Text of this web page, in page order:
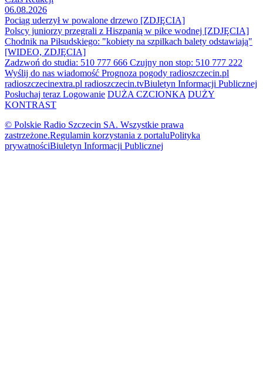
06.08.2026
Pociąg uderzył w powalone drzewo [ZDJĘCIA]
Polscy juniorzy przegrali z Hiszpanią w piłce wodnej [ZDJĘCIA]
Chodnik na Piłsudskiego: "kobiety na szpilkach balety odstawiają"
[WIDEO, ZDJĘCIA]
Zadzwoń do studia: 510 777 666 Czujny non stop: 510 777 222
Wyślij do nas wiadomość Prognoza pogody radioszczecin.pl
radioszczecinextra.pl radioszczecin.tvBiuletyn Informacji Publicznej
Posłuchaj teraz Logowanie DUŻA CZCIONKA DUŻY
KONTRAST
© Polskie Radio Szczecin SA. Wszystkie prawa
zastrzeżone.Regulamin korzystania z portaluPolityka
prywatnościBiuletyn Informacji Publicznej